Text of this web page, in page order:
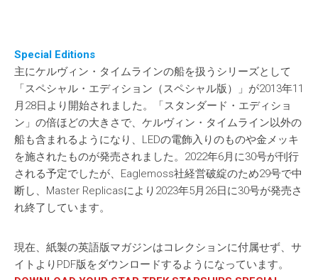
Special Editions
主にケルヴィン・タイムラインの船を扱うシリーズとして
「スペシャル・エディション（スペシャル版）」が2013年11
月28日より開始されました。「スタンダード・エディショ
ン」の倍ほどの大きさで、ケルヴィン・タイムライン以外の
船も含まれるようになり、LEDの電飾入りのものや金メッキ
を施されたものが発売されました。2022年6月に30号が刊行
される予定でしたが、Eaglemoss社経営破綻のため29号で中
断し、Master Replicasにより2023年5月26日に30号が発売さ
れ終了しています。
現在、紙製の英語版マガジンはコレクションに付属せず、サ
イトよりPDF版をダウンロードするようになっています。